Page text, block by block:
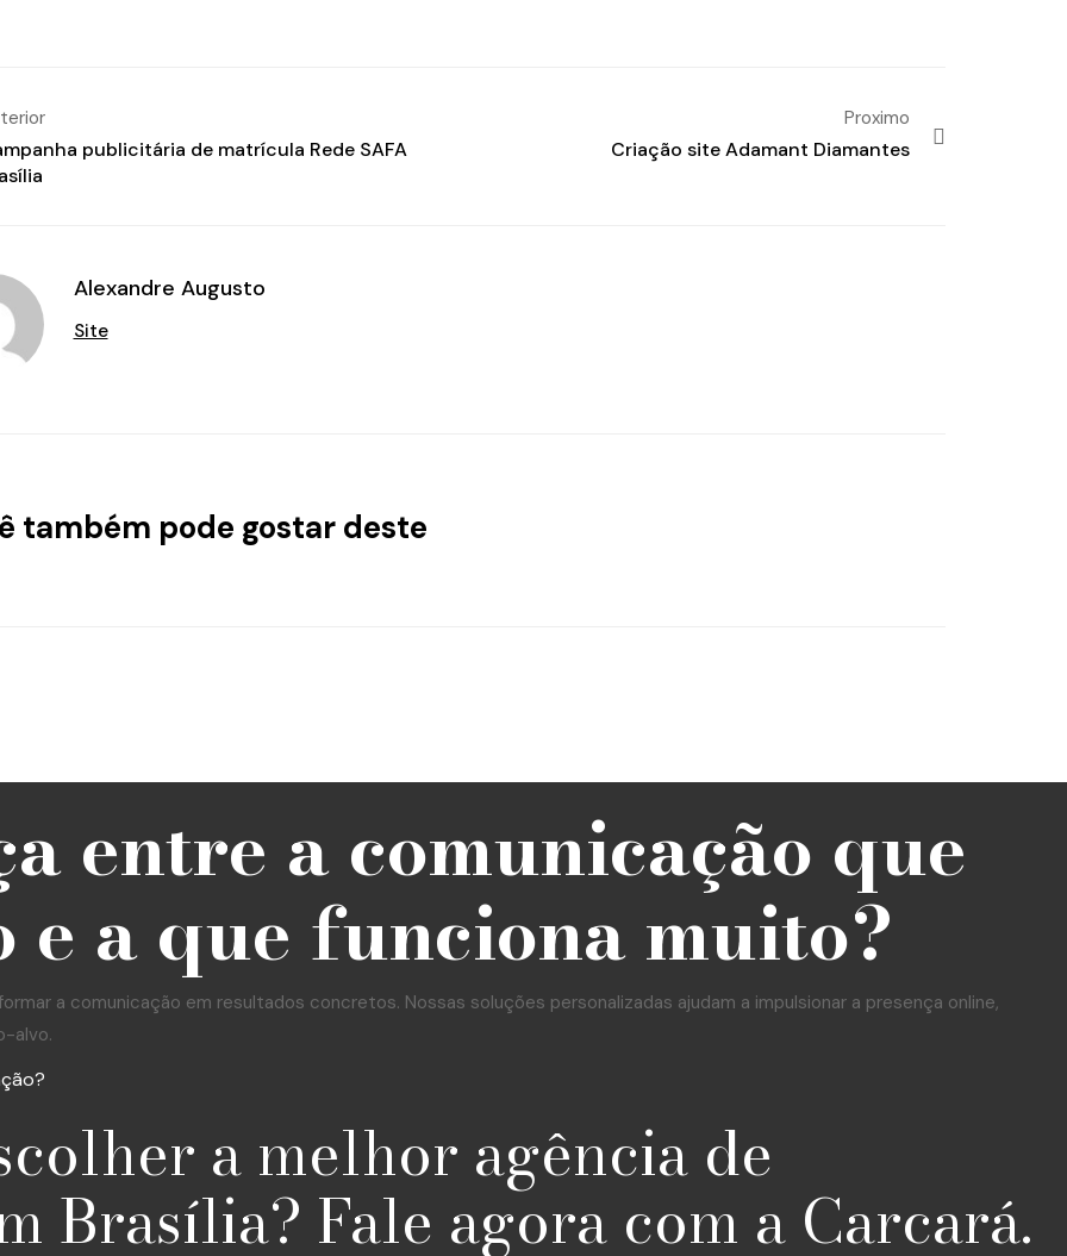
publicitária de matrícula Rede SAFA
Proximo
Criação site Adamant Diamantes
Alexandre Augusto
Site
também pode gostar deste
entre a comunicação que
a que funciona muito?
a comunicação em resultados concretos. Nossas soluções personalizadas ajudam a impulsionar a presença online,
alvo.
a melhor agência de
Brasília? Fale agora com a Carcará.